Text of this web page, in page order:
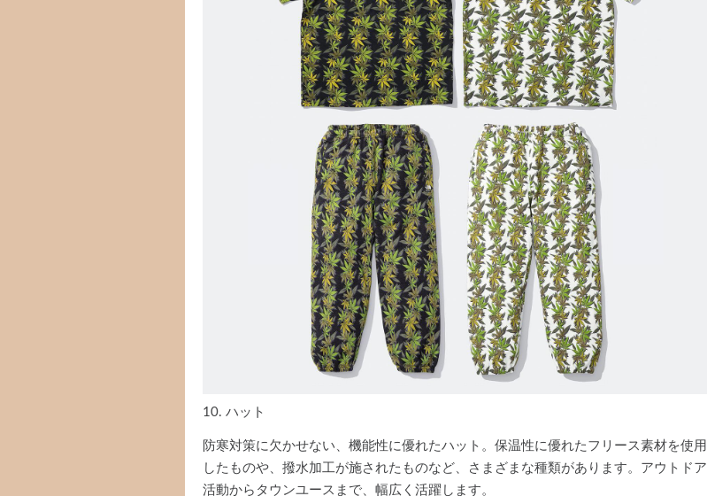
10. ハット
防寒対策に欠かせない、機能性に優れたハット。保温性に優れたフリース素材を使用
したものや、撥水加工が施されたものなど、さまざまな種類があります。アウトドア
活動からタウンユースまで、幅広く活躍します。